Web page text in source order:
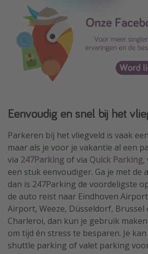
Eenvoudig en snel bij het
Parkeren bij het vliegveld is vaak
maar als je voor je vakantie al een
via 247Parking of via Quick Parking,
een stuk eenvoudiger. Ga je met de
dan is 247Parking de voordeligste
de auto reist naar Eindhoven
Airport, Weeze, Düsseldorf, Brussel
Charleroi, dan kun je gebruik
om tijd én stress te besparen. Je
shuttle parking of valet parking